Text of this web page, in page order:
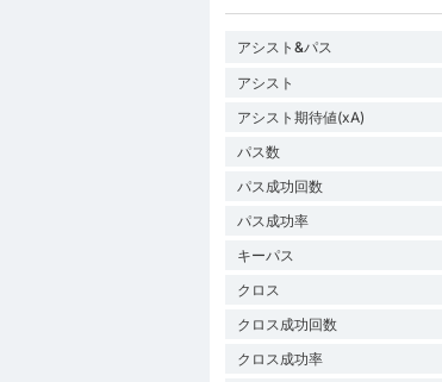
アシスト&パス
アシスト
アシスト期待値(xA)
パス数
パス成功回数
パス成功率
キーパス
クロス
クロス成功回数
クロス成功率